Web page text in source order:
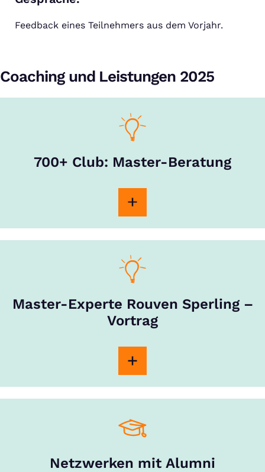
Feedback eines Teilnehmers aus dem Vorjahr.
Coaching und Leistungen 2025
700+ Club: Master-Beratung
Master-Experte Rouven Sperling –
Vortrag
Netzwerken mit Alumni